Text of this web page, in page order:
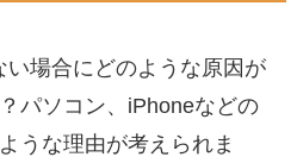
い場合にどのような原因が
パソコン、iPhoneなどの
うな理由が考えられま